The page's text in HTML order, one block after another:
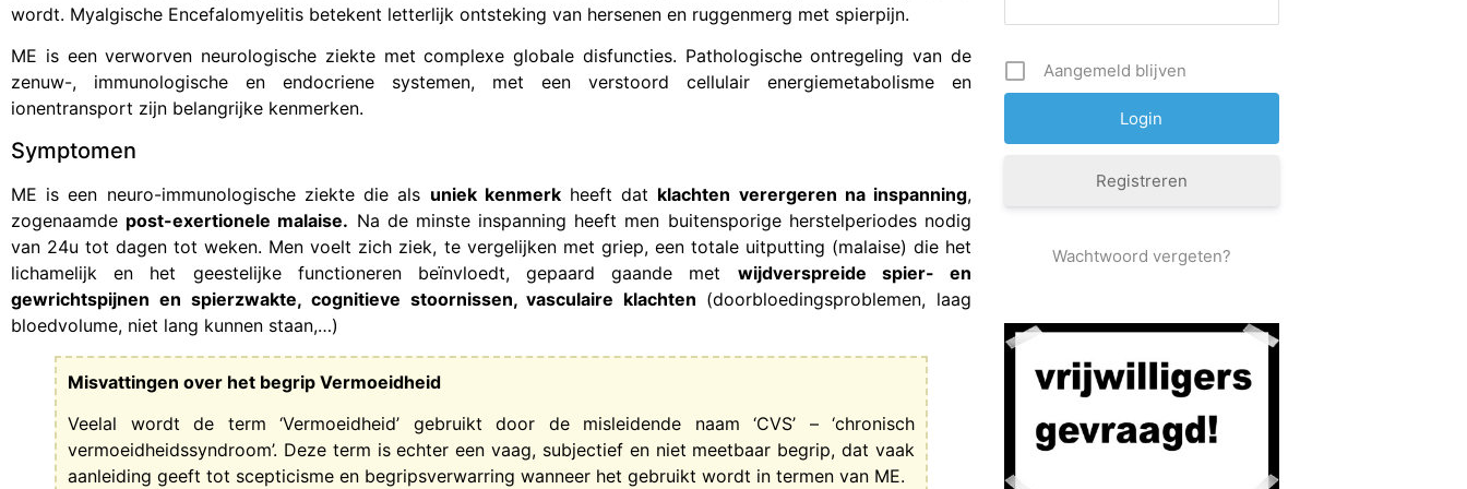
wordt. Myalgische Encefalomyelitis betekent letterlijk ontsteking van hersenen en ruggenmerg met spierpijn.
ME is een verworven neurologische ziekte met complexe globale disfuncties. Pathologische ontregeling van de
zenuw-, immunologische en endocriene systemen, met een verstoord cellulair energiemetabolisme en
ionentransport zijn belangrijke kenmerken.
Symptomen
ME is een neuro-immunologische ziekte die als uniek kenmerkheeft dat klachten verergeren na inspanning,
zogenaamde post-exertionele malaise. Na de minste inspanning heeft men buitensporige herstelperiodes nodig
van 24u tot dagen tot weken. Men voelt zich ziek, te vergelijken met griep, een totale uitputting (malaise) die het
lichamelijk en het geestelijke functioneren beïnvloedt, gepaard gaande met wijdverspreide spier- en
gewrichtspijnen en spierzwakte, cognitieve stoornissen, vasculaire klachten (doorbloedingsproblemen, laag
bloedvolume, niet lang kunnen staan,…)
Misvattingen over het begrip Vermoeidheid
Veelal wordt de term ‘Vermoeidheid’ gebruikt door de misleidende naam ‘CVS’ – ‘chronisch
vermoeidheidssyndroom’. Deze term is echter een vaag, subjectief en niet meetbaar begrip, dat vaak
aanleiding geeft tot scepticisme en begripsverwarring wanneer het gebruikt wordt in termen van ME.
Aangemeld blijven
Registreren
Wachtwoord vergeten?